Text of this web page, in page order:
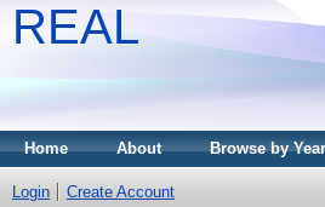
REAL
Home About Browse by Year
Login Create Account